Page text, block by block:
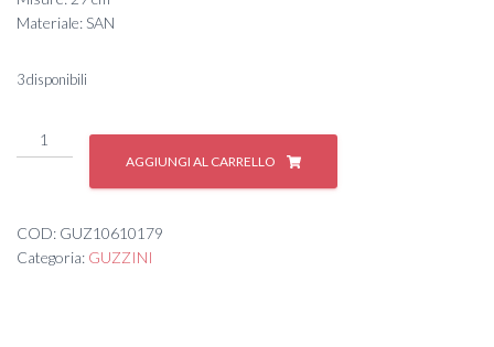
Materiale: SAN
3 disponibili
POSATA
INSALATA
4
quantità
AGGIUNGI AL CARRELLO
COD: GUZ10610179
Categoria: GUZZINI